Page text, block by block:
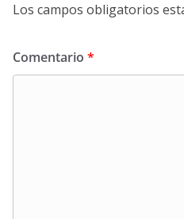
Los campos obligatorios
Comentario *